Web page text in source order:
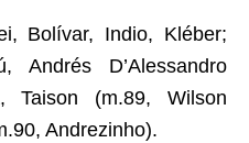
Bolívar, Indio, Kléber;
Andrés D’Alessandro
Taison (m.89, Wilson
Andrezinho).